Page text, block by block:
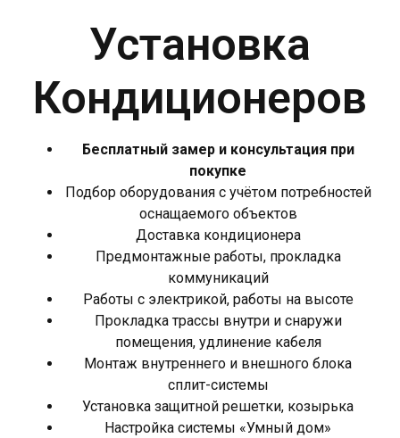
Установка
Кондиционеров
Бесплатный замер и консультация при
покупке
Подбор оборудования с учётом потребностей
оснащаемого объектов
Доставка кондиционера
Предмонтажные работы, прокладка
коммуникаций
Работы с электрикой, работы на высоте
Прокладка трассы внутри и снаружи
помещения, удлинение кабеля
Монтаж внутреннего и внешного блока
сплит-системы
Установка защитной решетки, козырька
Настройка системы «Умный дом»